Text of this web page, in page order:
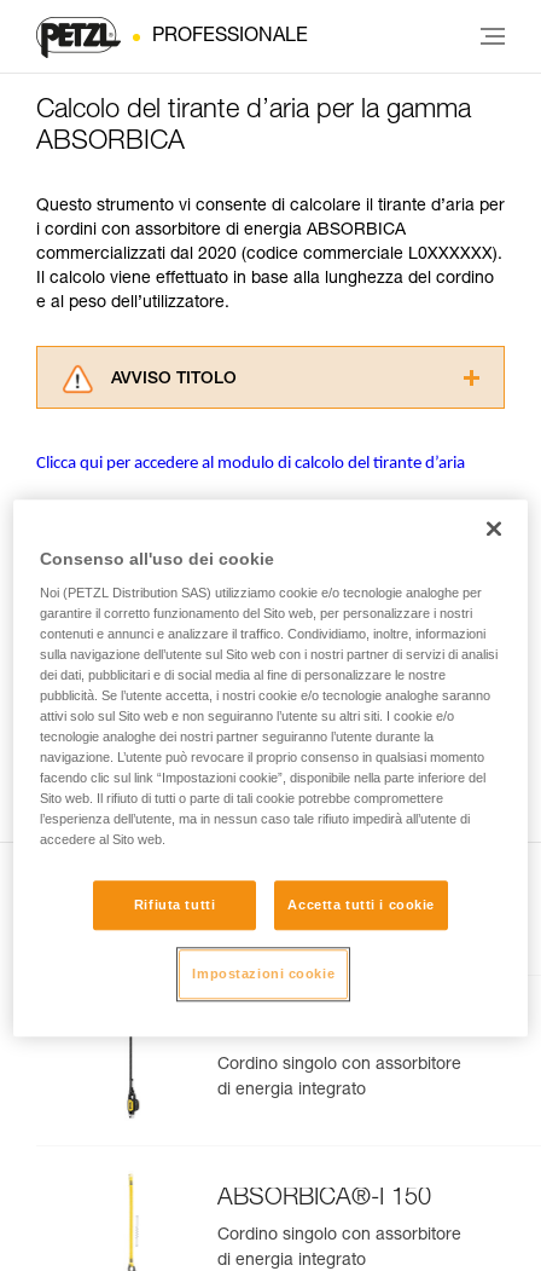
PROFESSIONALE
Calcolo del tirante d’aria per la gamma
ABSORBICA
Questo strumento vi consente di calcolare il tirante d’aria per
i cordini con assorbitore di energia ABSORBICA
commercializzati dal 2020 (codice commerciale L0XXXXXX).
Il calcolo viene effettuato in base alla lunghezza del cordino
e al peso dell’utilizzatore.
AVVISO TITOLO
consultarlo. Dovete aver compreso le
formazione ed un addestramento specifico.
Verificate con un professionista la vostra
capacità di rifare la manovra, da soli, in piena
sicurezza, prima di riprodurla autonomamente.
Forniamo esempi di tecniche relative alla vostra
attività. Ne possono esistere altre che non
vengono qui descritte.
Clicca qui per accedere al modulo di calcolo del tirante d’aria
Presente nell'articolo
Cordino singolo con assorbitore
di energia integrato
ABSORBICA®-I 150
Cordino singolo con assorbitore
di energia integrato
Consenso all'uso dei cookie
Noi (PETZL Distribution SAS) utilizziamo cookie e/o tecnologie analoghe per
garantire il corretto funzionamento del Sito web, per personalizzare i nostri
contenuti e annunci e analizzare il traffico. Condividiamo, inoltre, informazioni
sulla navigazione dell’utente sul Sito web con i nostri partner di servizi di analisi
dei dati, pubblicitari e di social media al fine di personalizzare le nostre
pubblicità. Se l’utente accetta, i nostri cookie e/o tecnologie analoghe saranno
attivi solo sul Sito web e non seguiranno l’utente su altri siti. I cookie e/o
tecnologie analoghe dei nostri partner seguiranno l’utente durante la
navigazione. L’utente può revocare il proprio consenso in qualsiasi momento
facendo clic sul link “Impostazioni cookie”, disponibile nella parte inferiore del
Sito web. Il rifiuto di tutti o parte di tali cookie potrebbe compromettere
l’esperienza dell’utente, ma in nessun caso tale rifiuto impedirà all’utente di
accedere al Sito web.
Rifiuta tutti Accetta tutti i cookie
Impostazioni cookie